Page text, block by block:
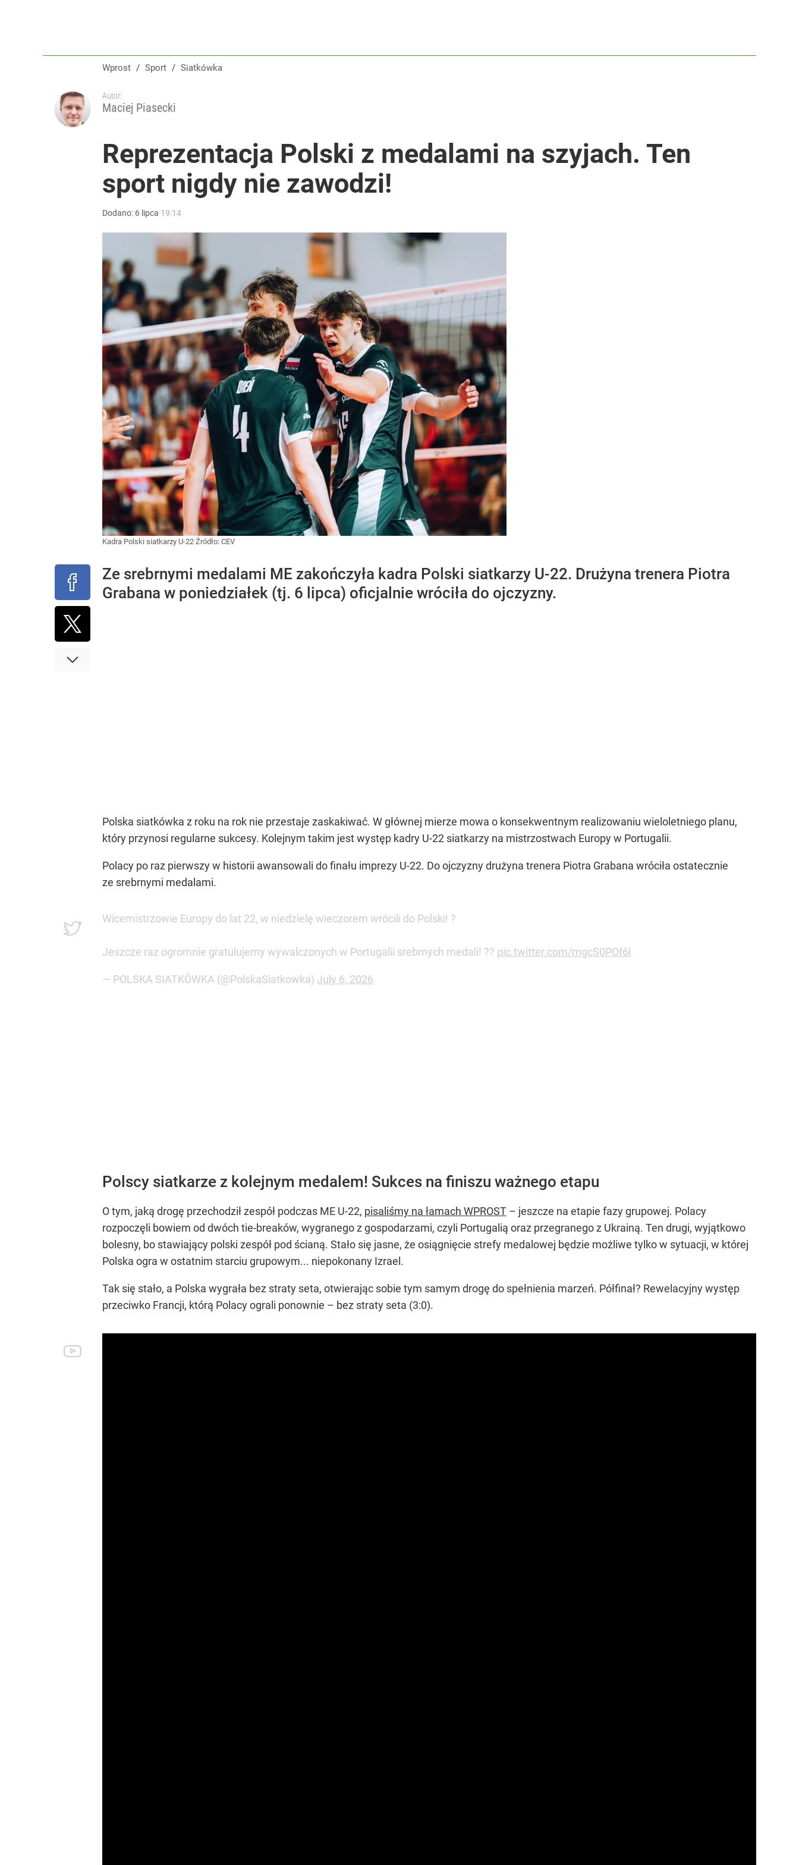
Wprost / Sport / Siatkówka
Autor:
Maciej Piasecki
Reprezentacja Polski z medalami na szyjach. Ten
sport nigdy nie zawodzi!
Dodano: 6 lipca 19:14
Kadra Polski siatkarzy U-22 Źródło: CEV
Ze srebrnymi medalami ME zakończyła kadra Polski siatkarzy U-22. Drużyna trenera Piotra
Grabana w poniedziałek (tj. 6 lipca) oficjalnie wróciła do ojczyzny.
Polska siatkówka z roku na rok nie przestaje zaskakiwać. W głównej mierze mowa o konsekwentnym realizowaniu wieloletniego planu,
który przynosi regularne sukcesy. Kolejnym takim jest występ kadry U-22 siatkarzy na mistrzostwach Europy w Portugalii.
Polacy po raz pierwszy w historii awansowali do finału imprezy U-22. Do ojczyzny drużyna trenera Piotra Grabana wróciła ostatecznie
ze srebrnymi medalami.
Wicemistrzowie Europy do lat 22, w niedzielę wieczorem wrócili do Polski! ?
Jeszcze raz ogromnie gratulujemy wywalczonych w Portugalii srebrnych medali! ?? pic.twitter.com/mgcS0POf6l
— POLSKA SIATKÓWKA (@PolskaSiatkowka) July 6, 2026
Polscy siatkarze z kolejnym medalem! Sukces na finiszu ważnego etapu
O tym, jaką drogę przechodził zespół podczas ME U-22, pisaliśmy na łamach WPROST – jeszcze na etapie fazy grupowej. Polacy
rozpoczęli bowiem od dwóch tie-breaków, wygranego z gospodarzami, czyli Portugalią oraz przegranego z Ukrainą. Ten drugi, wyjątkowo
bolesny, bo stawiający polski zespół pod ścianą. Stało się jasne, że osiągnięcie strefy medalowej będzie możliwe tylko w sytuacji, w której
Polska ogra w ostatnim starciu grupowym... niepokonany Izrael.
Tak się stało, a Polska wygrała bez straty seta, otwierając sobie tym samym drogę do spełnienia marzeń. Półfinał? Rewelacyjny występ
przeciwko Francji, którą Polacy ograli ponownie – bez straty seta (3:0).